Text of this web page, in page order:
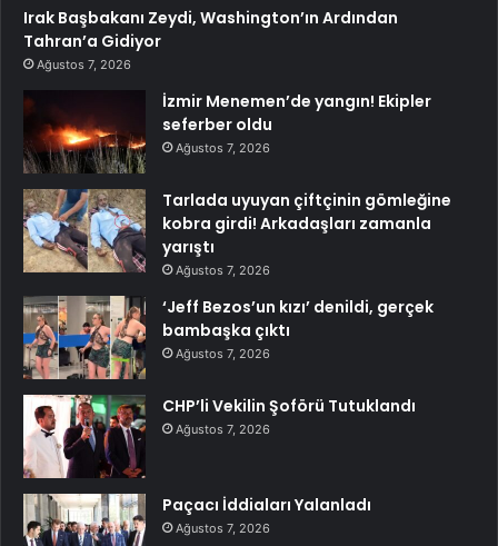
Irak Başbakanı Zeydi, Washington’ın Ardından
Tahran’a Gidiyor
Ağustos 7, 2026
İzmir Menemen’de yangın! Ekipler
seferber oldu
Ağustos 7, 2026
Tarlada uyuyan çiftçinin gömleğine
kobra girdi! Arkadaşları zamanla
yarıştı
Ağustos 7, 2026
‘Jeff Bezos’un kızı’ denildi, gerçek
bambaşka çıktı
Ağustos 7, 2026
CHP’li Vekilin Şoförü Tutuklandı
Ağustos 7, 2026
Paçacı İddiaları Yalanladı
Ağustos 7, 2026